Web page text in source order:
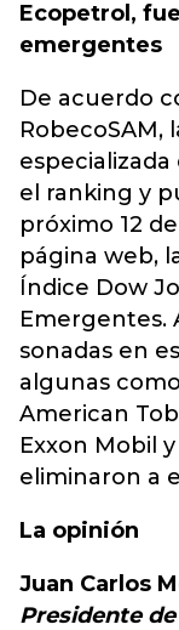
Ecopetrol,
emergentes
De acuerdo
RobecoSAM,
el ranking y
próximo 12
página web,
Índice Dow
Emergentes.
sonadas en
algunas
American
Exxon Mobil
eliminaron a
La opinión
Juan Carlos
Presidente